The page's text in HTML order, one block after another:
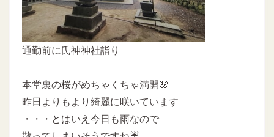
通勤前に氏神神社詣り
本堂裏の桜がめちゃくちゃ満開🌸
昨日よりもより綺麗に咲いています
・・・とはいえ今日も雨なので